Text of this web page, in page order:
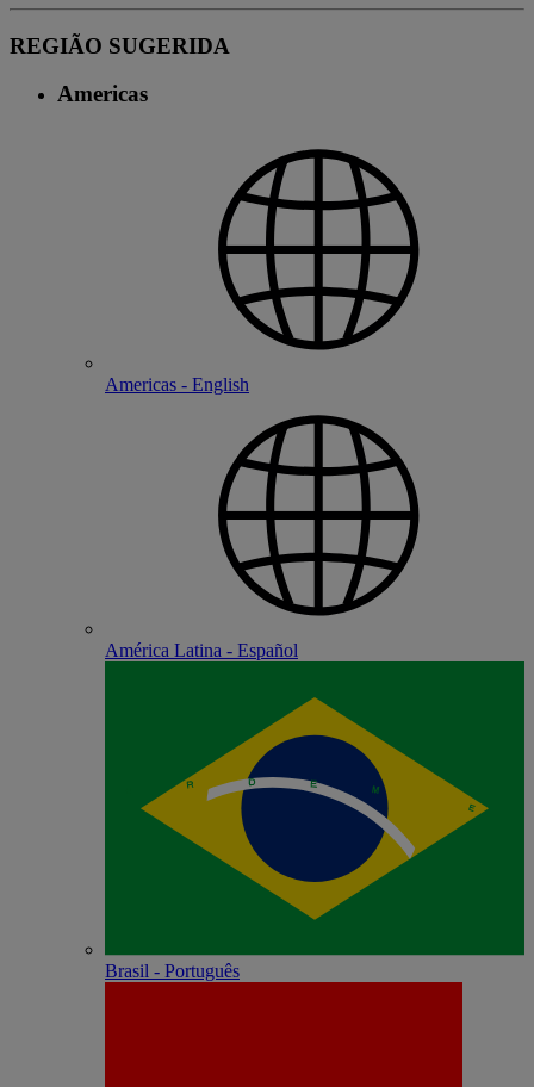
REGIÃO SUGERIDA
Americas
Americas - English
América Latina - Español
Brasil - Português